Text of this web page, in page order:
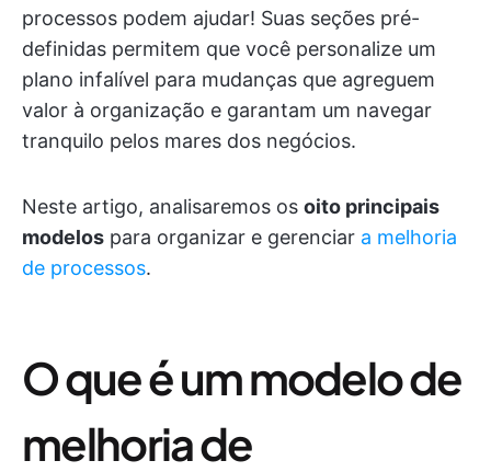
processos podem ajudar! Suas seções pré-
definidas permitem que você personalize um
plano infalível para mudanças que agreguem
valor à organização e garantam um navegar
tranquilo pelos mares dos negócios.
Neste artigo, analisaremos os oito principais
modelos para organizar e gerenciar a melhoria
de processos.
O que é um modelo de
melhoria de